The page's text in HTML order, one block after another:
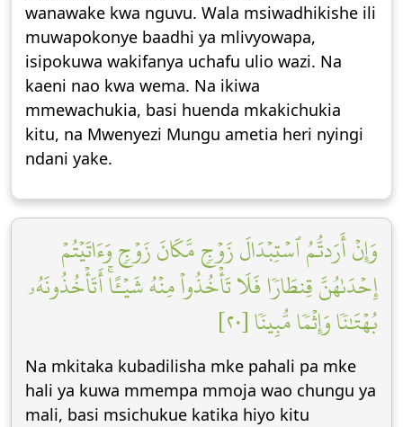
wanawake kwa nguvu. Wala msiwadhikishe ili
muwapokonye baadhi ya mlivyowapa,
isipokuwa wakifanya uchafu ulio wazi. Na
kaeni nao kwa wema. Na ikiwa
mmewachukia, basi huenda mkakichukia
kitu, na Mwenyezi Mungu ametia heri nyingi
ndani yake.
وَإِنۡ أَرَدتُّمُ ٱسۡتِبۡدَالَ زَوۡجٖ مَّكَانَ زَوۡجٖ وَءَاتَيۡتُمۡ
إِحۡدَىٰهُنَّ قِنطَارٗا فَلَا تَأۡخُذُواْ مِنۡهُ شَيۡـًٔاۚ أَتَأۡخُذُونَهُۥ
بُهۡتَٰنٗا وَإِثۡمٗا مُّبِينٗا [٢٠]
Na mkitaka kubadilisha mke pahali pa mke
hali ya kuwa mmempa mmoja wao chungu ya
mali, basi msichukue katika hiyo kitu